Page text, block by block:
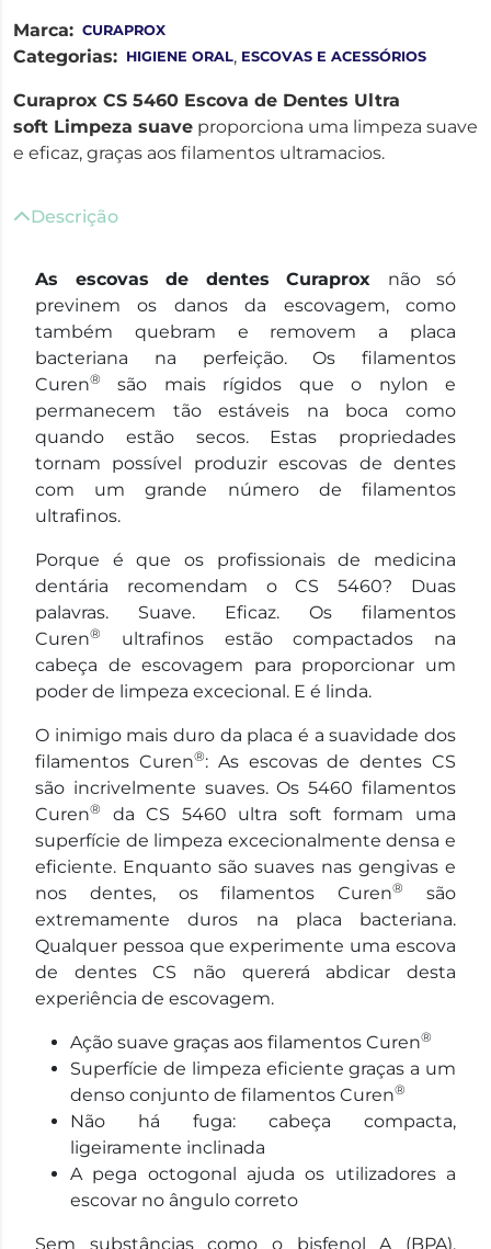
Marca: CURAPROX
Categorias: HIGIENE ORAL, ESCOVAS E ACESSÓRIOS
Curaprox CS 5460 Escova de Dentes Ultra
soft Limpeza suave proporciona uma limpeza suave
e eficaz, graças aos filamentos ultramacios.
Descrição
As escovas de dentes Curaprox não só
previnem os danos da escovagem, como
também quebram e removem a placa
bacteriana na perfeição. Os filamentos
Curen®
são mais rígidos que o nylon e
permanecem tão estáveis na boca como
quando estão secos. Estas propriedades
tornam possível produzir escovas de dentes
com um grande número de filamentos
ultrafinos.
Porque é que os profissionais de medicina
dentária recomendam o CS 5460? Duas
palavras. Suave. Eficaz. Os filamentos
Curen®
ultrafinos estão compactados na
cabeça de escovagem para proporcionar um
poder de limpeza excecional. E é linda.
O inimigo mais duro da placa é a suavidade dos
filamentos Curen®: As escovas de dentes CS
são incrivelmente suaves. Os 5460 filamentos
Curen®
da CS 5460 ultra soft formam uma
superfície de limpeza excecionalmente densa e
eficiente. Enquanto são suaves nas gengivas e
nos dentes, os filamentos Curen®
são
extremamente duros na placa bacteriana.
Qualquer pessoa que experimente uma escova
de dentes CS não quererá abdicar desta
experiência de escovagem.
Ação suave graças aos filamentos Curen®
Superfície de limpeza eficiente graças a um
denso conjunto de filamentos Curen®
Não há fuga: cabeça compacta,
ligeiramente inclinada
A pega octogonal ajuda os utilizadores a
escovar no ângulo correto
Sem substâncias como o bisfenol A (BPA),